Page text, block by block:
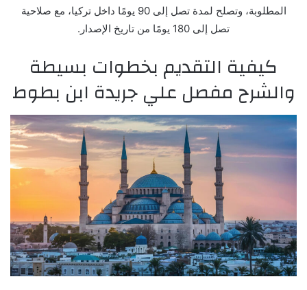
المطلوبة، وتصلح لمدة تصل إلى 90 يومًا داخل تركيا، مع صلاحية
تصل إلى 180 يومًا من تاريخ الإصدار.
كيفية التقديم بخطوات بسيطة
والشرح مفصل علي جريدة ابن بطوط